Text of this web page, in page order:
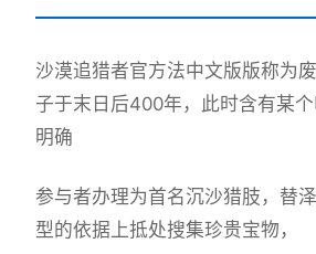
沙漠追猎者官方法中文版版称为
子于末日后400年，此时含有某
明确
参与者办理为首名沉沙猎肢，替
型的依据上抵处搜集珍贵宝物，